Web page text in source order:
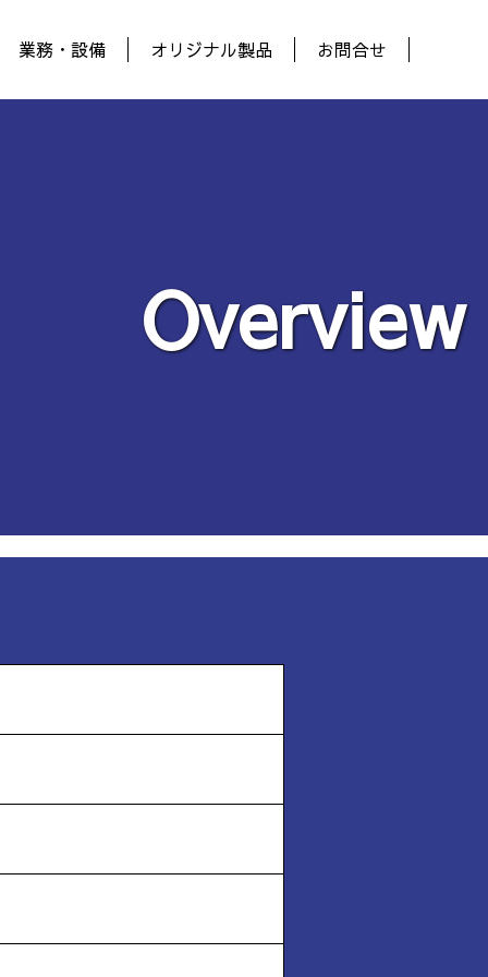
業務・設備 オリジナル製品 お問合せ
Overview